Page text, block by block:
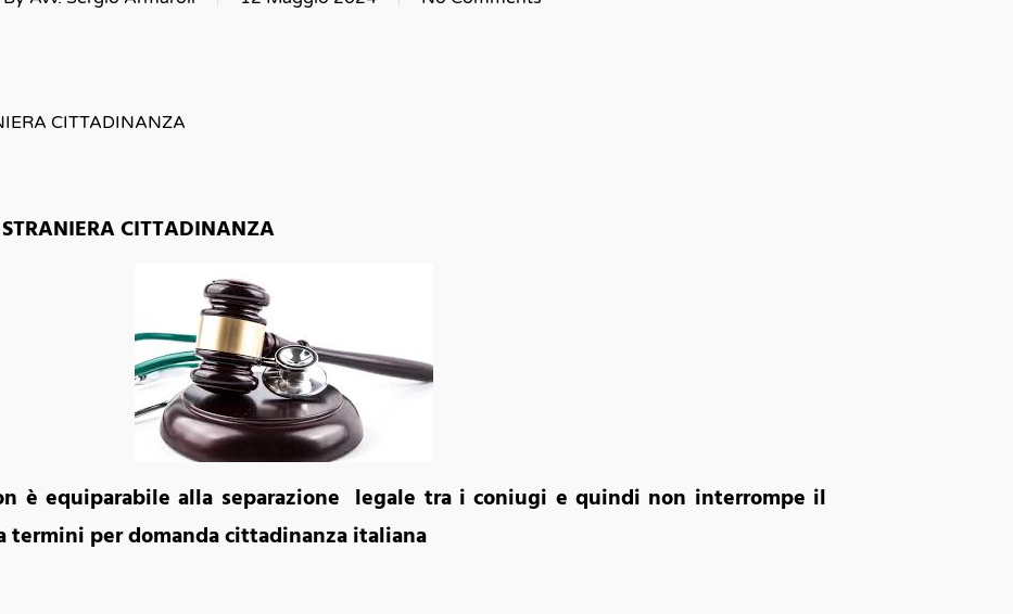
CITTADINANZA
CITTADINANZA
è equiparabile alla separazione legale tra i coniugi e quindi non interrompe il
termini per domanda cittadinanza italiana